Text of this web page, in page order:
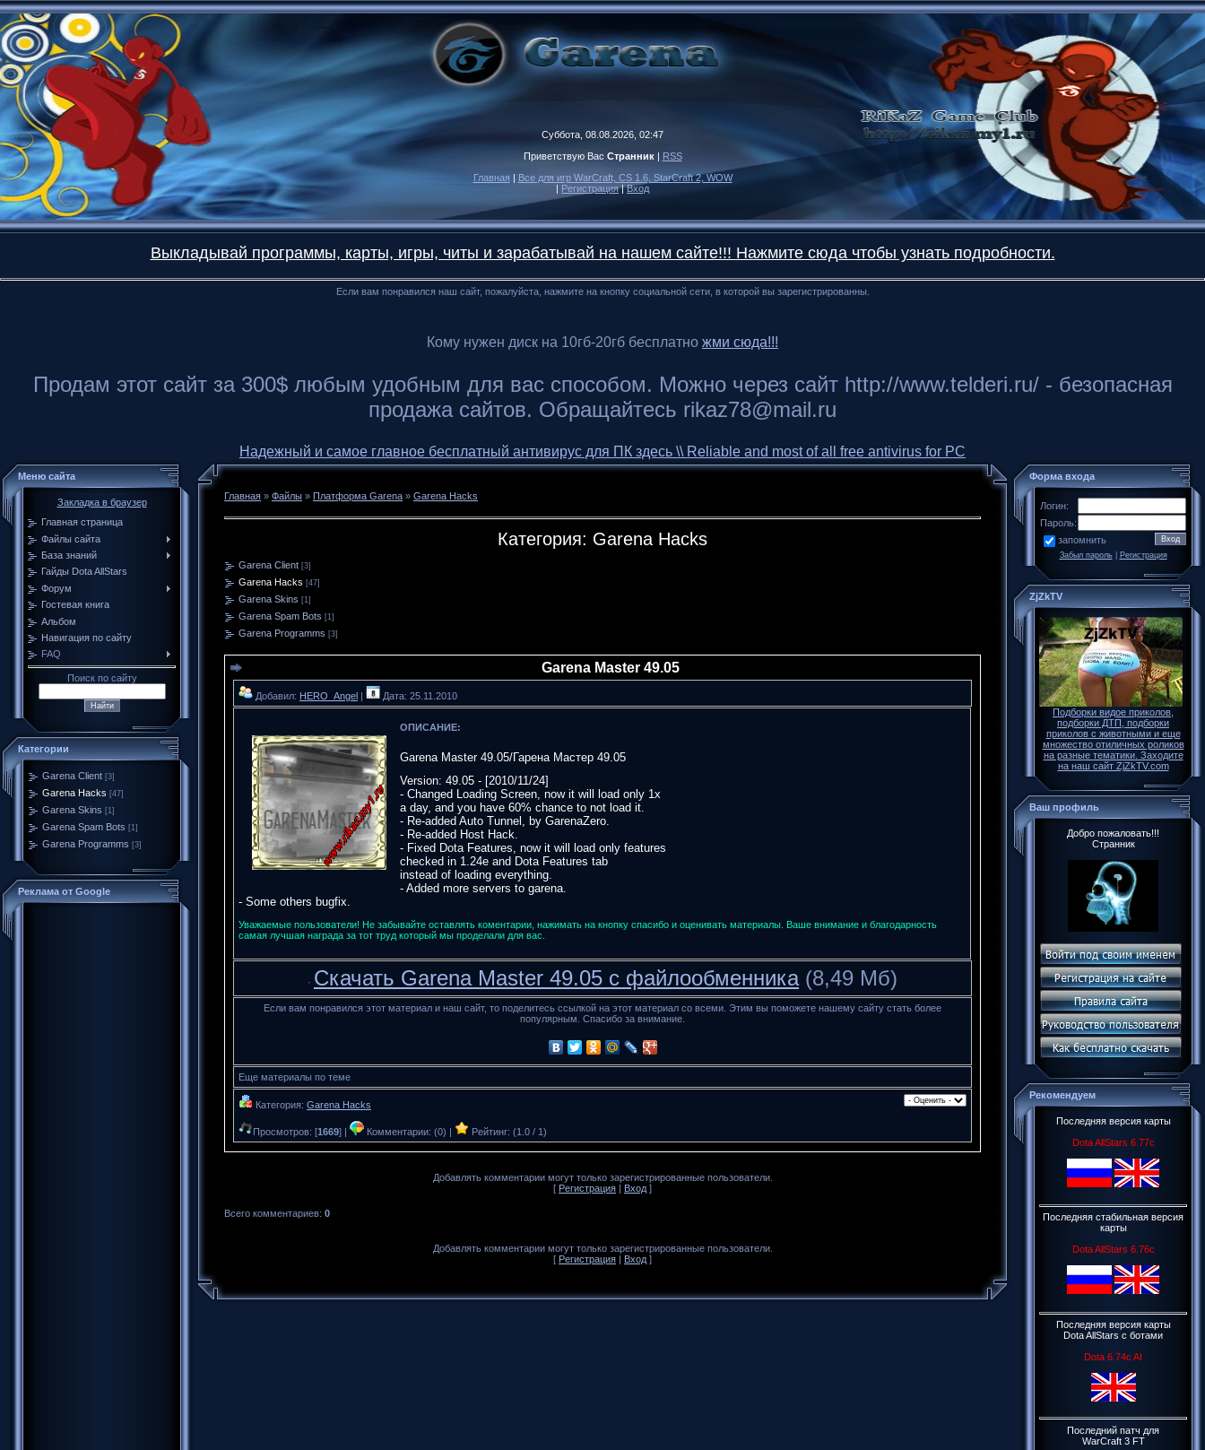
Суббота, 08.08.2026, 02:47
Приветствую Вас Странник| RSS
Главная | Все для игр WarCraft, CS 1.6, StarCraft 2, WOW
| Регистрация|Вход
Выкладывай программы, карты, игры, читы и зарабатывай на нашем сайте!!! Нажмите сюда чтобы узнать подробности.
Если вам понравился наш сайт, пожалуйста, нажмите на кнопку социальной сети, в которой вы зарегистрированны.
Кому нужен диск на 10гб-20гб бесплатно жми сюда!!!
Продам этот сайт за 300$ любым удобным для вас способом. Можно через сайт http://www.telderi.ru/ - безопасная
продажа сайтов. Обращайтесь rikaz78@mail.ru
Надежный и самое главное бесплатный антивирус для ПК здесь \\ Reliable and most of all free antivirus for PC
Меню сайта
Закладка в браузер
Главная страница
Файлы сайта
База знаний
Гайды Dota AllStars
Форум
Гостевая книга
Альбом
Навигация по сайту
FAQ
Поиск по сайту
Категории
Garena Client [3]
Garena Hacks [47]
Garena Skins [1]
Garena Spam Bots [1]
Garena Programms [3]
Реклама от Google
Главная » Файлы » Платформа Garena » Garena Hacks
Категория: Garena Hacks
Garena Client [3]
Garena Hacks [47]
Garena Skins [1]
Garena Spam Bots [1]
Garena Programms [3]
Garena Master 49.05
Добавил: HERO_Angel | Дата: 25.11.2010
ОПИСАНИЕ:
Garena Master 49.05/Гарена Мастер 49.05
Version: 49.05 - [2010/11/24]
- Changed Loading Screen, now it will load only 1x
a day, and you have 60% chance to not load it.
- Re-added Auto Tunnel, by GarenaZero.
- Re-added Host Hack.
- Fixed Dota Features, now it will load only features
checked in 1.24e and Dota Features tab
instead of loading everything.
- Added more servers to garena.
- Some others bugfix.
Уважаемые пользователи! Не забывайте оставлять коментарии, нажимать на кнопку спасибо и оценивать материалы. Ваше внимание и благодарность
самая лучшая награда за тот труд который мы проделали для вас.
· Скачать Garena Master 49.05 с файлообменника(8,49 Мб)
Если вам понравился этот материал и наш сайт, то поделитесь ссылкой на этот материал со всеми. Этим вы поможете нашему сайту стать более
популярным. Спасибо за внимание.
Еще материалы по теме
Категория: Garena Hacks
Просмотров: [1669] | Комментарии: (0) | Рейтинг: (1.0 / 1)
Добавлять комментарии могут только зарегистрированные пользователи.
[ Регистрация | Вход ]
Всего комментариев: 0
Добавлять комментарии могут только зарегистрированные пользователи.
[ Регистрация | Вход ]
Форма входа
Логин:
Пароль:
запомнить
Забыл пароль| Регистрация
ZjZkTV
Подборки видое приколов,
подборки ДТП, подборки
приколов с животными и еще
множество отиличных роликов
на разные тематики. Заходите
на наш сайт ZjZkTV.com
Ваш профиль
Добро пожаловать!!!
Странник
Рекомендуем
Последняя версия карты
Dota AllStars 6.77c
Последняя стабильная версия
карты
Dota AllStars 6.76c
Последняя версия карты
Dota AllStars c ботами
Dota 6.74c AI
Последний патч для
WarCraft 3 FT